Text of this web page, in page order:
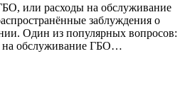
или расходы на обслуживание
заблуждения о
Один из популярных вопросов:
на обслуживание ГБО…